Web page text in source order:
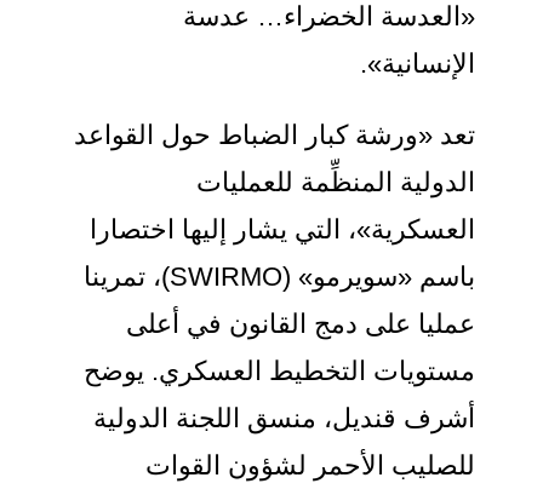
«العدسة الخضراء… عدسة
الإنسانية».
تعد «ورشة كبار الضباط حول القواعد
الدولية المنظِّمة للعمليات
العسكرية»، التي يشار إليها اختصارا
باسم «سويرمو» (SWIRMO)، تمرينا
عمليا على دمج القانون في أعلى
مستويات التخطيط العسكري. يوضح
أشرف قنديل، منسق اللجنة الدولية
للصليب الأحمر لشؤون القوات